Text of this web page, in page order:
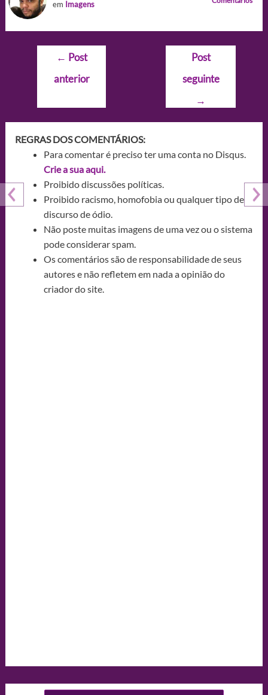
em Imagens
Navegação
Post
← Post
anterior
Post
seguinte
→
REGRAS DOS COMENTÁRIOS:
Para comentar é preciso ter uma conta no Disqus.
Crie a sua aqui.
Proibido discussões políticas.
Proibido racismo, homofobia ou qualquer tipo de
discurso de ódio.
Não poste muitas imagens de uma vez ou o sistema
pode considerar spam.
Os comentários são de responsabilidade de seus
autores e não refletem em nada a opinião do
criador do site.